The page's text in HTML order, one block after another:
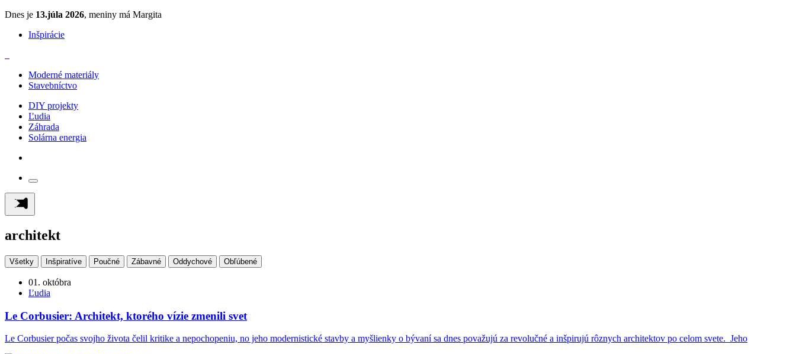
Dnes je 13.júla 2026, meniny má Margita
Inšpirácie
Moderné materiály
Stavebníctvo
DIY projekty
Ľudia
Záhrada
Solárna energia
architekt
Všetky Inšpiratíve Poučné Zábavné Oddychové Obľúbené
01. októbra
Ľudia
Le Corbusier: Architekt, ktorého vízie zmenili svet
Le Corbusier počas svojho života čelil kritike a nepochopeniu, no jeho modernistické stavby a myšlienky o bývaní sa dnes považujú za revolučné a inšpirujú rôznych architektov po celom svete. Jeho